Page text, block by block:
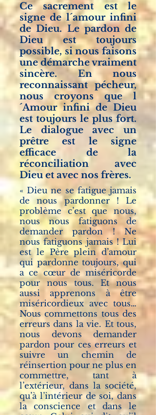
Ce sacrement est le
signe de l´amour infini
de Dieu. Le pardon de
Dieu est toujours
possible, si nous faisons
une démarche vraiment
sincère. En nous
reconnaissant pécheur,
nous croyons que l
´Amour infini de Dieu
est toujours le plus fort.
Le dialogue avec un
prêtre est le signe
efficace de la
réconciliation avec
Dieu et avec nos frères.
« Dieu ne se fatigue jamais
de nous pardonner ! Le
problème c’est que nous,
nous nous fatiguons de
demander pardon ! Ne
nous fatiguons jamais ! Lui
est le Père plein d’amour
qui pardonne toujours, qui
a ce cœur de miséricorde
pour nous tous. Et nous
aussi apprenons à être
miséricordieux avec tous…
Nous commettons tous des
erreurs dans la vie. Et tous,
nous devons demander
pardon pour ces erreurs et
suivre un chemin de
réinsertion pour ne plus en
commettre, tant à
l’extérieur, dans la société,
qu’à l’intérieur de soi, dans
la conscience et dans le